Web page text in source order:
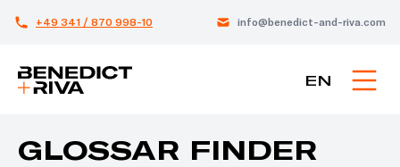
+49 341 / 870 998-10 info@benedict-and-riva.com
EN
GLOSSAR FINDER